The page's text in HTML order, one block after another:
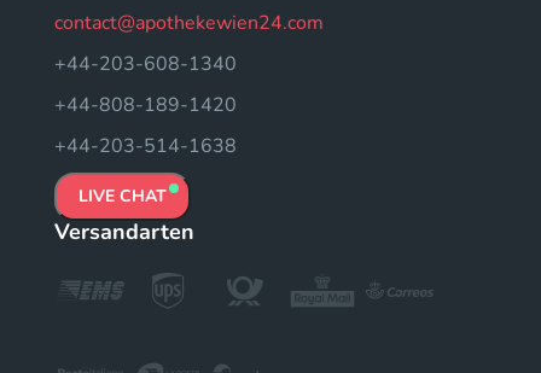
contact@apothekewien24.com
+44-203-608-1340
+44-808-189-1420
+44-203-514-1638
LIVE CHAT
Versandarten